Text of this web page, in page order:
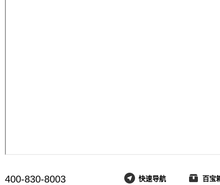
400-830-8003 快速导航 百宝